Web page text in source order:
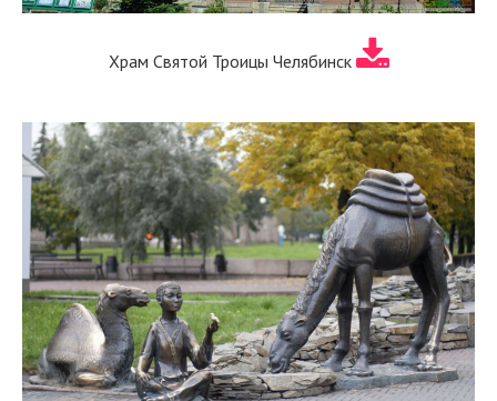
Храм Святой Троицы Челябинск